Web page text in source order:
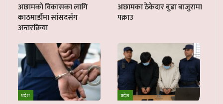
अछामको विकासका लागि
काठमाडौंमा सांसदसँग
अन्तरक्रिया
अछामका ठेकेदार बुढा बाजुरामा
पक्राउ
प्रदेश प्रदेश